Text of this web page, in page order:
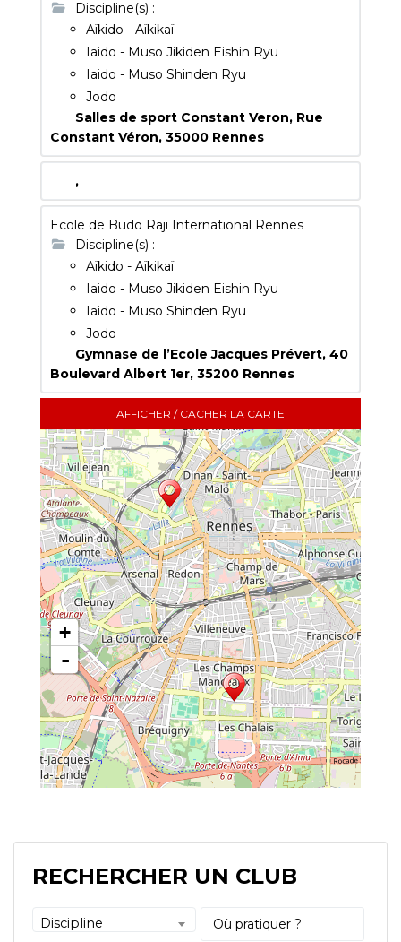
Discipline(s) :
Aïkido - Aïkikaï
Iaido - Muso Jikiden Eishin Ryu
Iaido - Muso Shinden Ryu
Jodo
Salles de sport Constant Veron, Rue
Constant Véron, 35000 Rennes
,
Ecole de Budo Raji International Rennes
Discipline(s) :
Aïkido - Aïkikaï
Iaido - Muso Jikiden Eishin Ryu
Iaido - Muso Shinden Ryu
Jodo
Gymnase de l’Ecole Jacques Prévert, 40
Boulevard Albert 1er, 35200 Rennes
AFFICHER / CACHER LA CARTE
+
-
RECHERCHER UN CLUB
Discipline